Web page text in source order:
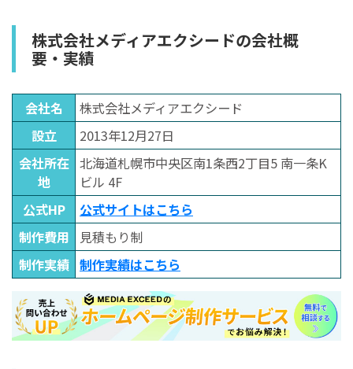
株式会社メディアエクシードの会社概
要・実績
会社名
株式会社メディアエクシード
設立
2013年12月27日
会社所在
地
北海道札幌市中央区南1条西2丁目5 南一条K
ビル 4F
公式HP
公式サイトはこちら
制作費用
見積もり制
制作実績 制作実績はこちら